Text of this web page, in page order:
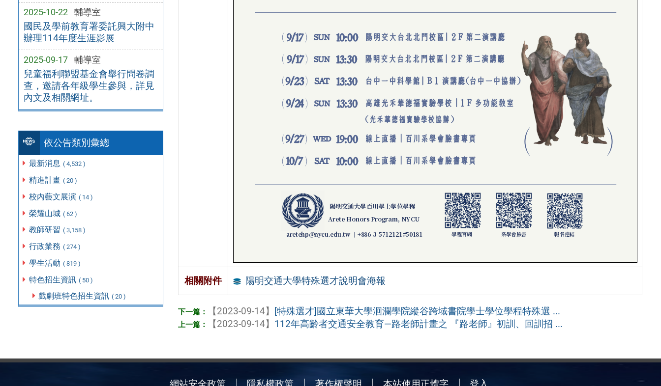
2025-10-22 輔導室
國民及學前教育署委託興大附中
辦理114年度生涯影展
2025-09-17 輔導室
兒童福利聯盟基金會舉行問卷調
查，邀請各年級學生參與，詳見
內文及相關網址。
依公告類別彙總
最新消息 ( 4,532 )
精進計畫 ( 20 )
校內藝文展演 ( 14 )
榮耀山城 ( 62 )
教師研習 ( 3,158 )
行政業務 ( 274 )
學生活動 ( 819 )
特色招生資訊 ( 50 )
戲劇班特色招生資訊 ( 20 )
相關附件 陽明交通大學特殊選才說明會海報
【2023-09-14】 [特殊選才]國立東華大學洄瀾學院縱谷跨域書院學士學位學程特殊選 ...
【2023-09-14】 112年高齡者交通安全教育—路老師計畫之 『路老師』初訓、回訓招 ...
網站安全政策 隱私權政策 著作權聲明 本站使用正體字 登入